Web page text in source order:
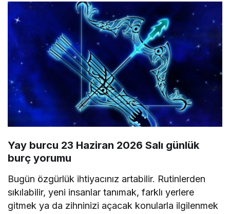
Yay burcu 23 Haziran 2026 Salı günlük
burç yorumu
Bugün özgürlük ihtiyacınız artabilir. Rutinlerden
sıkılabilir, yeni insanlar tanımak, farklı yerlere
gitmek ya da zihninizi açacak konularla ilgilenmek